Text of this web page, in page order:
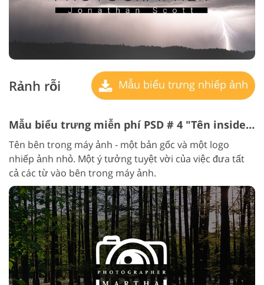
Rảnh rỗi Mẫu biểu trưng nhiếp ảnh
Mẫu biểu trưng miễn phí PSD # 4 "Tên inside the camera"
Tên bên trong máy ảnh - một bản gốc và một logo
nhiếp ảnh nhỏ. Một ý tưởng tuyệt vời của việc đưa tất
cả các từ vào bên trong máy ảnh.